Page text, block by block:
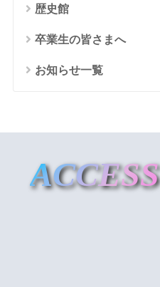
歴史館
卒業生の皆さまへ
お知らせ一覧
ACCESS